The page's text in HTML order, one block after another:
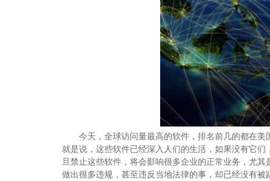
今天，全球访问量最高的软件，排名前几的都在美
就是说，这些软件已经深入人们的生活，如果没有它
旦禁止这些软件，将会影响很多企业的正常业务，尤
做出很多违规，甚至违反当地法律的事，却已经没有